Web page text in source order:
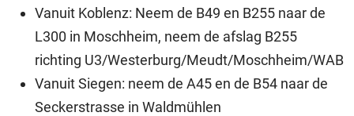
Vanuit Koblenz: Neem de B49 en B255 naar de
L300 in Moschheim, neem de afslag B255
richting U3/Westerburg/Meudt/Moschheim/WAB
Vanuit Siegen: neem de A45 en de B54 naar de
Seckerstrasse in Waldmühlen